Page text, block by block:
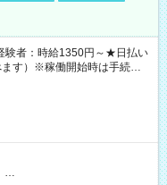
者：時給1350円～★日払い
す）※稼働開始時は手続き完
…